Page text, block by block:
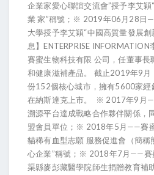
企業家愛心聯誼交流會”授予李艾
業 家”稱號；※ 2019年06月28日
大學授予李艾穎“中國高質量發展
息】ENTERPRISE
賽蜜生物科技有限 公司，任董事長
和健康滋補產品。 截止2019年9
份152個核心城市，擁有5600家
在納斯達克上市。 ※ 2017年9月
溯源平台達成戰略合作夥伴關係，
盟會員單位；※ 2018年5月——賽
貓稀有血型志願 服務促進會（簡稱
心企業”稱號；※ 2018年7月——賽
渠縣麥彭藏醫學院師生捐贈教育補